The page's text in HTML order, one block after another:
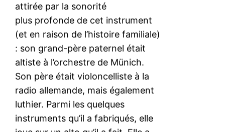
attirée par la sonorité
plus profonde de cet instrument
(et en raison de l’histoire familiale)
: son grand-père paternel était
altiste à l’orchestre de Münich.
Son père était violoncelliste à la
radio allemande, mais également
luthier. Parmi les quelques
instruments qu’il a fabriqués, elle